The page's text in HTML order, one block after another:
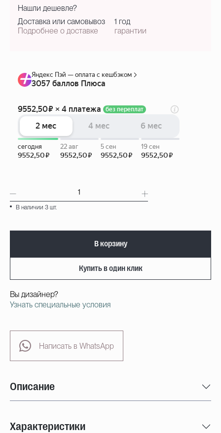
В наличии 3 шт.
В корзину
Купить в один клик
Вы дизайнер?
Узнать специальные условия
Написать в WhatsApp
Описание
Характеристики
Нашли дешевле?
Доставка или самовывоз
Подробнее о доставке
1 год
гарантии